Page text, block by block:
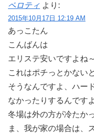
ペロティ より:
2015年10月17日 12:19 AM
あっこたん
こんばんは
エリステ安いですよね～
これはポチっとかない
そうなんですよ、ハー
なかったりするんです
冬場は外の方が冷たか
ま、我が家の場合は、